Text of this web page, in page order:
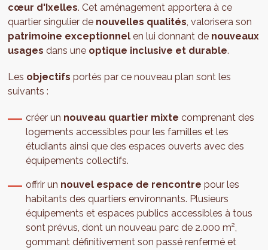
cœur d'Ixelles. Cet aménagement apportera à ce
quartier singulier de nouvelles qualités, valorisera son
patrimoine exceptionnel en lui donnant de nouveaux
usages dans une optique inclusive et durable.
Les objectifsportés par ce nouveau plan sont les
suivants :
créer un nouveau quartier mixte comprenant des
logements accessibles pour les familles et les
étudiants ainsi que des espaces ouverts avec des
équipements collectifs.
offrir un nouvel espace de rencontre pour les
habitants des quartiers environnants. Plusieurs
équipements et espaces publics accessibles à tous
sont prévus, dont un nouveau parc de 2.000 m²,
gommant définitivement son passé renfermé et